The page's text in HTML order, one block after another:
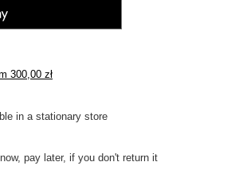
300,00 zł
in a stationary store
pay later, if you don't return it